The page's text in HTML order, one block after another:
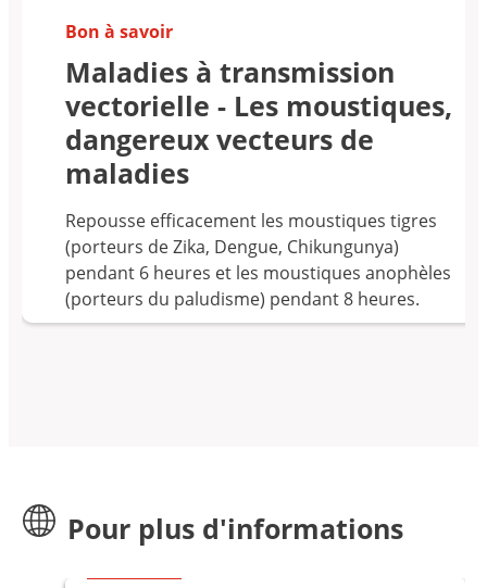
Bon à savoir
Maladies à transmission
vectorielle - Les moustiques,
dangereux vecteurs de
maladies
Repousse efficacement les moustiques tigres
(porteurs de Zika, Dengue, Chikungunya)
pendant 6 heures et les moustiques anophèles
(porteurs du paludisme) pendant 8 heures.
Pour plus d'informations